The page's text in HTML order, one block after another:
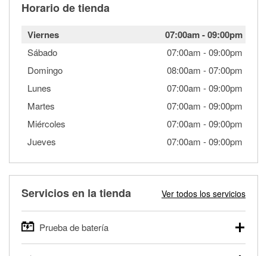
Horario de tienda
Viernes 07:00am-09:00pm
Sábado 07:00am -09:00pm
Domingo
08:00am -07:00pm
Lunes
07:00am -09:00pm
Martes
07:00am -09:00pm
Miércoles
07:00am -09:00pm
Jueves
07:00am -09:00pm
Servicios en la tienda Ver todos los servicios
Prueba de batería